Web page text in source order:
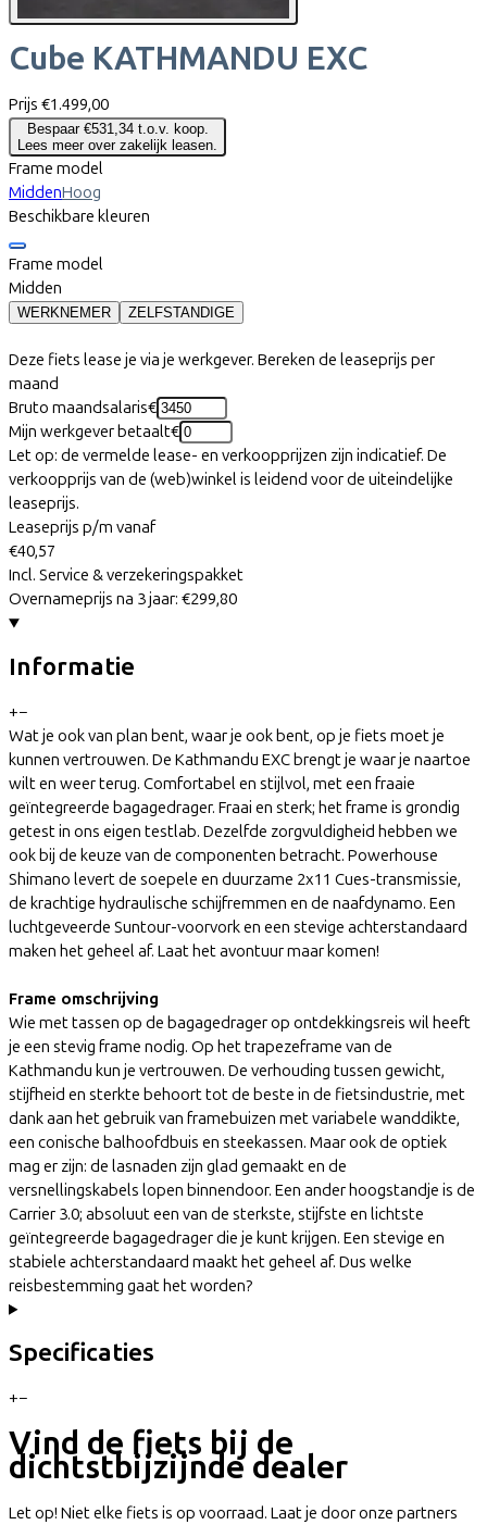
Cube KATHMANDU EXC
Prijs €1.499,00
Bespaar €531,34 t.o.v. koop.
Lees meer over zakelijk leasen.
Frame model
MiddenHoog
Beschikbare kleuren
Frame model
Midden
WERKNEMER ZELFSTANDIGE
Deze fiets lease je via je werkgever. Bereken de leaseprijs per
maand
Bruto maandsalaris€
Mijn werkgever betaalt€
Let op: de vermelde lease- en verkoopprijzen zijn indicatief. De
verkoopprijs van de (web)winkel is leidend voor de uiteindelijke
leaseprijs.
Leaseprijs p/m vanaf
€40,57
Incl. Service & verzekeringspakket
Overnameprijs na 3 jaar: €299,80
Informatie
+−
Wat je ook van plan bent, waar je ook bent, op je fiets moet je
kunnen vertrouwen. De Kathmandu EXC brengt je waar je naartoe
wilt en weer terug. Comfortabel en stijlvol, met een fraaie
geïntegreerde bagagedrager. Fraai en sterk; het frame is grondig
getest in ons eigen testlab. Dezelfde zorgvuldigheid hebben we
ook bij de keuze van de componenten betracht. Powerhouse
Shimano levert de soepele en duurzame 2x11 Cues-transmissie,
de krachtige hydraulische schijfremmen en de naafdynamo. Een
luchtgeveerde Suntour-voorvork en een stevige achterstandaard
maken het geheel af. Laat het avontuur maar komen!
Frame omschrijving
Wie met tassen op de bagagedrager op ontdekkingsreis wil heeft
je een stevig frame nodig. Op het trapezeframe van de
Kathmandu kun je vertrouwen. De verhouding tussen gewicht,
stijfheid en sterkte behoort tot de beste in de fietsindustrie, met
dank aan het gebruik van framebuizen met variabele wanddikte,
een conische balhoofdbuis en steekassen. Maar ook de optiek
mag er zijn: de lasnaden zijn glad gemaakt en de
versnellingskabels lopen binnendoor. Een ander hoogstandje is de
Carrier 3.0; absoluut een van de sterkste, stijfste en lichtste
geïntegreerde bagagedrager die je kunt krijgen. Een stevige en
stabiele achterstandaard maakt het geheel af. Dus welke
reisbestemming gaat het worden?
Specificaties
+−
Vind de fiets bij de
dichtstbijzijnde dealer
Let op! Niet elke fiets is op voorraad. Laat je door onze partners